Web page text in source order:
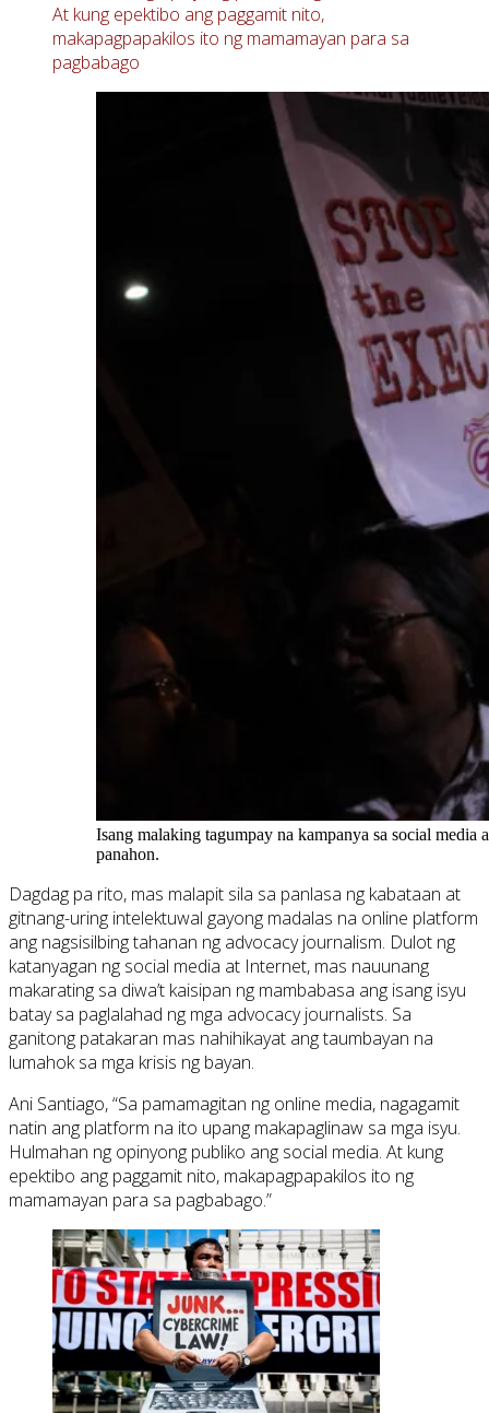
At kung epektibo ang paggamit nito,
makapagpapakilos ito ng mamamayan para sa
pagbabago
Isang malaking tagumpay na kampanya sa social
panahon.
Dagdag pa rito, mas malapit sila sa panlasa ng kabataan at
gitnang-uring intelektuwal gayong madalas na online platform
ang nagsisilbing tahanan ng advocacy journalism. Dulot ng
katanyagan ng social media at Internet, mas nauunang
makarating sa diwa’t kaisipan ng mambabasa ang isang isyu
batay sa paglalahad ng mga advocacy journalists. Sa
ganitong patakaran mas nahihikayat ang taumbayan na
lumahok sa mga krisis ng bayan.
Ani Santiago, “Sa pamamagitan ng online media, nagagamit
natin ang platform na ito upang makapaglinaw sa mga isyu.
Hulmahan ng opinyong publiko ang social media. At kung
epektibo ang paggamit nito, makapagpapakilos ito ng
mamamayan para sa pagbabago.”